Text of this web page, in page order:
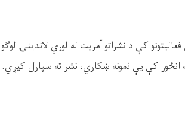
کې د نشراتو آمریت له لوري لاندينۍ
کې یې نمونه ښکاري، نشر ته سپارل کیږي.